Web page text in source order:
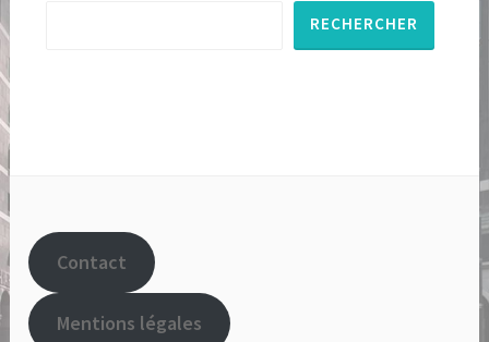
RECHERCHER
Contact
Mentions légales